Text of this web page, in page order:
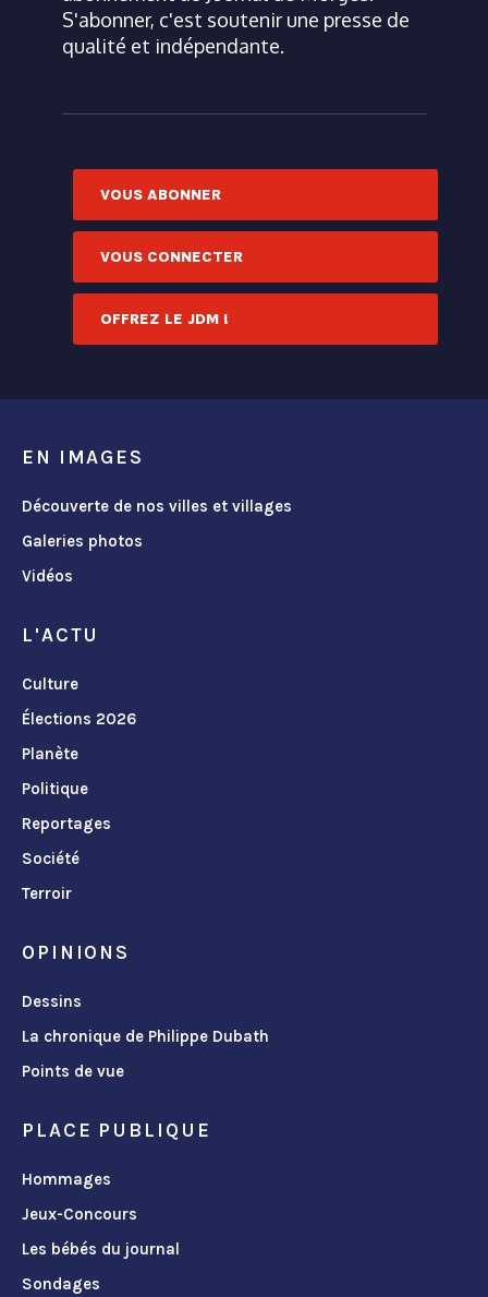
S'abonner, c'est soutenir une presse de
qualité et indépendante.
VOUS ABONNER
VOUS CONNECTER
OFFREZ LE JDM !
EN IMAGES
Découverte de nos villes et villages
Galeries photos
Vidéos
L'ACTU
Culture
Élections 2026
Planète
Politique
Reportages
Société
Terroir
OPINIONS
Dessins
La chronique de Philippe Dubath
Points de vue
PLACE PUBLIQUE
Hommages
Jeux-Concours
Les bébés du journal
Sondages